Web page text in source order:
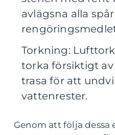
avlägsna alla
Torkning:
torka försiktigt
trasa för att
vattenrester.
Genom att följa dessa